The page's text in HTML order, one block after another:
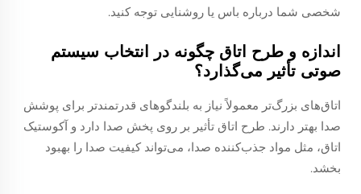
شخصی شما درباره باس یا روشنایی توجه کنید.
اندازه و طرح اتاق چگونه در انتخاب سیستم
صوتی تأثیر می‌گذارد؟
اتاق‌های بزرگ‌تر معمولاً نیاز به بلندگو‌های قدرتمندتر برای پوشش
صدا بهتر دارند. طرح اتاق تأثیر بر روی پخش صدا دارد و آکوستیک
اتاق، مثل مواد جذب‌کننده صدا، می‌تواند کیفیت صدا را بهبود
بخشد.